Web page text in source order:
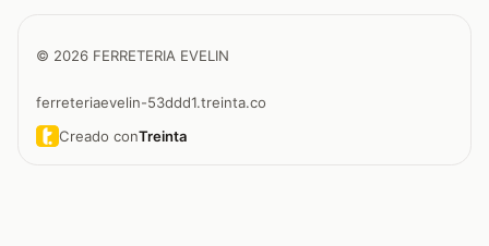
© 2026 FERRETERIA EVELIN
ferreteriaevelin-53ddd1.treinta.co
Creado conTreinta